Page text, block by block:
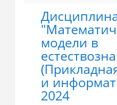
модели в
и
2024